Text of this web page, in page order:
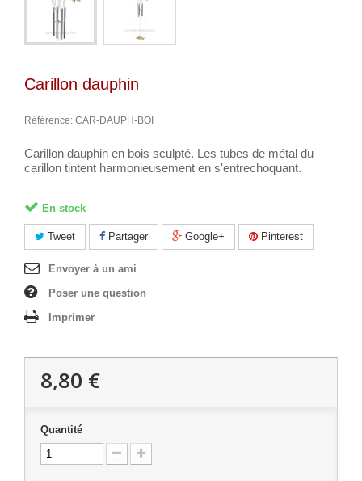
Carillon dauphin
Référence: CAR-DAUPH-BOI
Carillon dauphin en bois sculpté. Les tubes de métal du
carillon tintent harmonieusement en s'entrechoquant.
En stock
Tweet Partager Google+ Pinterest
Envoyer à un ami
Poser une question
Imprimer
8,80 €
Quantité